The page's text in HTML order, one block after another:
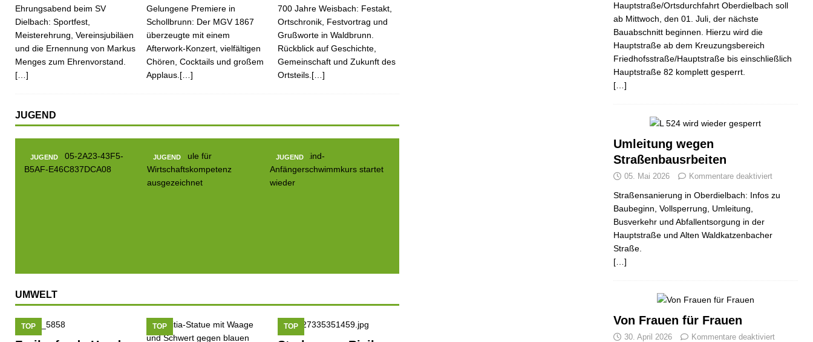
Ehrungsabend beim SV
Dielbach: Sportfest,
Meisterehrung, Vereinsjubiläen
und die Ernennung von Markus
Menges zum Ehrenvorstand.
[…]
Gelungene Premiere in
Schollbrunn: Der MGV 1867
überzeugte mit einem
Afterwork-Konzert, vielfältigen
Chören, Cocktails und großem
Applaus.[…]
700 Jahre Weisbach: Festakt,
Ortschronik, Festvortrag und
Grußworte in Waldbrunn.
Rückblick auf Geschichte,
Gemeinschaft und Zukunft des
Ortsteils.[…]
JUGEND
JUGEND JUGEND JUGEND JUGEND
UMWELT
TOP TOP TOP
Hauptstraße/Ortsdurchfahrt Oberdielbach soll
ab Mittwoch, den 01. Juli, der nächste
Bauabschnitt beginnen. Hierzu wird die
Hauptstraße ab dem Kreuzungsbereich
Friedhofsstraße/Hauptstraße bis einschließlich
Hauptstraße 82 komplett gesperrt.
[…]
Umleitung wegen
Straßenbausrbeiten
05. Mai 2026 Kommentare deaktiviert
Straßensanierung in Oberdielbach: Infos zu
Baubeginn, Vollsperrung, Umleitung,
Busverkehr und Abfallentsorgung in der
Hauptstraße und Alten Waldkatzenbacher
Straße.
[…]
Von Frauen für Frauen
30. April 2026 Kommentare deaktiviert